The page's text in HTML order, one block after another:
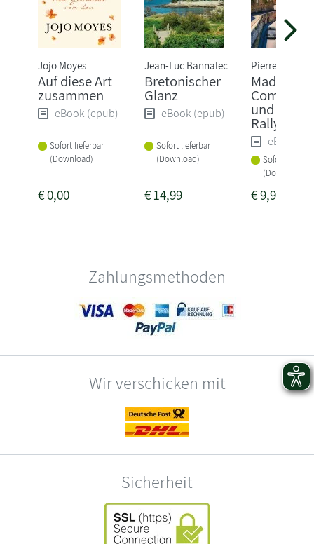
Jojo Moyes
Auf diese Art
zusammen
eBook (epub)
Sofort lieferbar
(Download)
€0,00
Jean-Luc Bannalec
Bretonischer
Glanz
eBook (epub)
Sofort lieferbar
(Download)
€14,99
Pierre Martin
Madame
und die
Rallye
eBook
Sofort
(Download)
€9,99
Zahlungsmethoden
Wir verschicken mit
Sicherheit